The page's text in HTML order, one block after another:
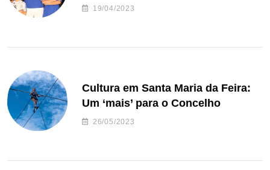
de andebol do Feirense
19/04/2023
Cultura em Santa Maria da Feira:
Um ‘mais’ para o Concelho
26/05/2023